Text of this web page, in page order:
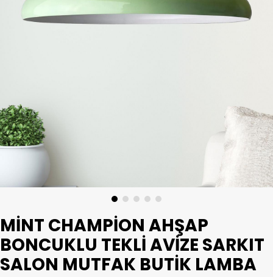
MINT CHAMPION AHŞAP
BONCUKLU TEKLI AVIZE SARKIT
SALON MUTFAK BUTIK LAMBA